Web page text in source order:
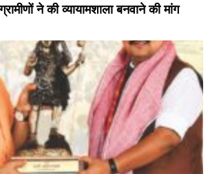
ने की व्यायामशाला बनवाने की मांग